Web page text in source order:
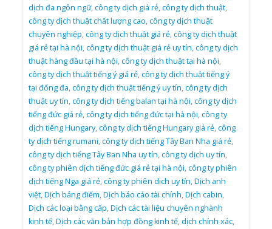
dịch đa ngôn ngữ,công ty dịch giá rẻ,công ty dịch thuật,
công ty dịch thuật chất lượng cao,công ty dịch thuật
chuyên nghiệp,công ty dịch thuật giá rẻ,công ty dịch thuật
giá rẻ tại hà nội,công ty dịch thuật giá rẻ uy tín,công ty dịch
thuật hàng đầu tại hà nội,công ty dịch thuật tại hà nội,
công ty dịch thuật tiếng ý giá rẻ,công ty dịch thuật tiếng ý
tại đống đa,công ty dịch thuật tiếng ý uy tín,công ty dịch
thuật uy tín,công ty dịch tiếng balan tại hà nội,công ty dịch
tiếng đức giá rẻ,công ty dịch tiếng đức tại hà nội,công ty
dịch tiếng Hungary,công ty dịch tiếng Hungary giá rẻ,công
ty dịch tiếng rumani,công ty dịch tiếng Tây Ban Nha giá rẻ,
công ty dịch tiếng Tây Ban Nha uy tín,công ty dịch uy tín,
công ty phiên dịch tiếng đức giá rẻ tại hà nội,công ty phiên
dịch tiếng Nga giá rẻ,công ty phiên dịch uy tín,Dịch anh
việt,Dịch bảng điểm,Dịch báo cáo tài chính,Dịch cabin,
Dịch các loại bằng cấp,Dịch các tài liệu chuyên nghành
kinh tế,Dịch các văn bản hợp đồng kinh tế,dịch chính xác,